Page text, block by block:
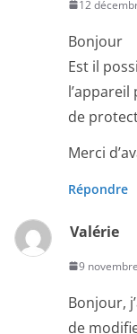
12
Bonjour
Est il
de
Merci
Répondre
Valérie
9
Bonjour,
de